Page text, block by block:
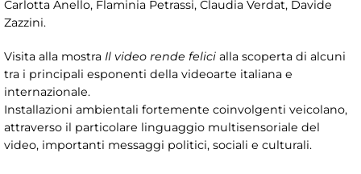
Carlotta Anello, Flaminia Petrassi, Claudia Verdat, Davide
Zazzini.
Visita alla mostra Il video rende felici alla scoperta di alcuni
tra i principali esponenti della videoarte italiana e
internazionale.
Installazioni ambientali fortemente coinvolgenti veicolano,
attraverso il particolare linguaggio multisensoriale del
video, importanti messaggi politici, sociali e culturali.